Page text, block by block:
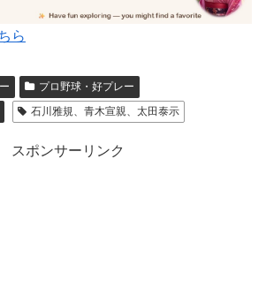
ら
プロ野球・好プレー
石川雅規、青木宣親、太田泰示
スポンサーリンク